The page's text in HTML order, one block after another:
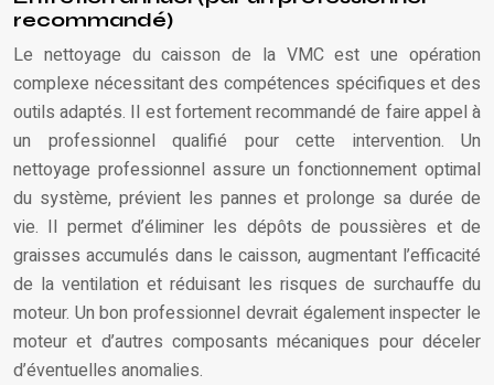
recommandé)
Le nettoyage du caisson de la VMC est une opération
complexe nécessitant des compétences spécifiques et des
outils adaptés. Il est fortement recommandé de faire appel à
un professionnel qualifié pour cette intervention. Un
nettoyage professionnel assure un fonctionnement optimal
du système, prévient les pannes et prolonge sa durée de
vie. Il permet d’éliminer les dépôts de poussières et de
graisses accumulés dans le caisson, augmentant l’efficacité
de la ventilation et réduisant les risques de surchauffe du
moteur. Un bon professionnel devrait également inspecter le
moteur et d’autres composants mécaniques pour déceler
d’éventuelles anomalies.